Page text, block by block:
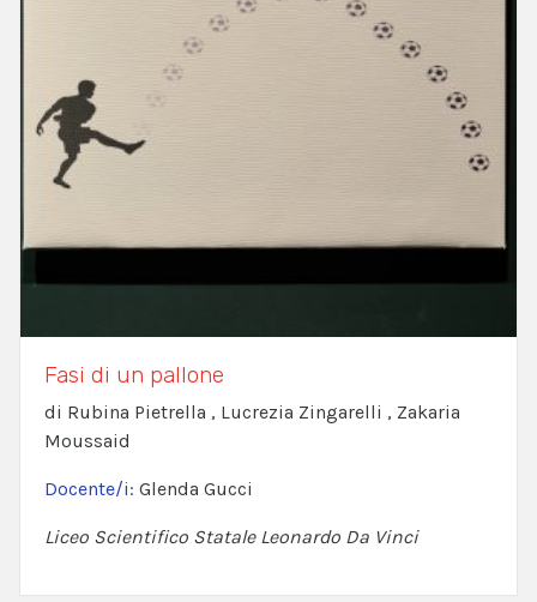
Fasi di un pallone
di Rubina Pietrella , Lucrezia Zingarelli , Zakaria
Moussaid
Docente/i: Glenda Gucci
Liceo Scientifico Statale Leonardo Da Vinci